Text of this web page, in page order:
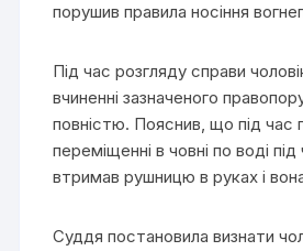
порушив правила носіння
Під час розгляду справи
вчиненні зазначеного
повністю. Пояснив, що під час
переміщенні в човні по воді
втримав рушницю в руках і
Суддя постановила визнати